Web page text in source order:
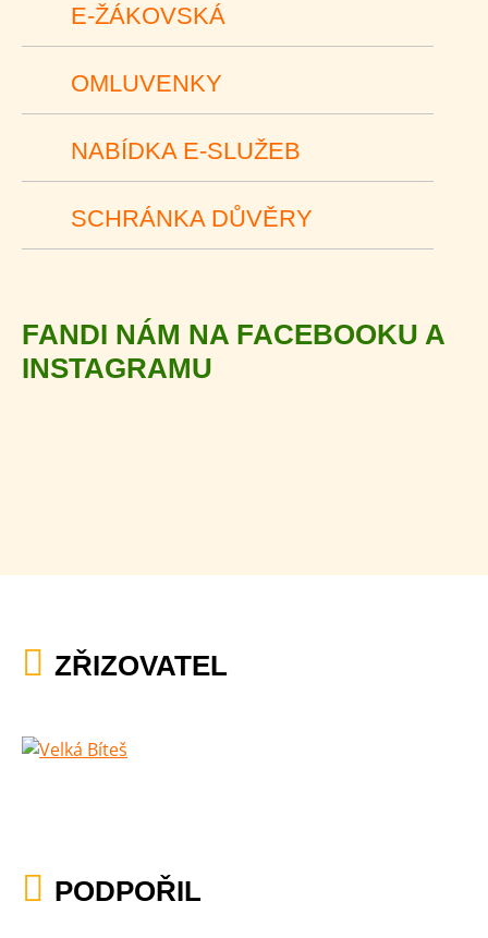
E-ŽÁKOVSKÁ
OMLUVENKY
NABÍDKA E-SLUŽEB
SCHRÁNKA DŮVĚRY
FANDI NÁM NA FACEBOOKU A
INSTAGRAMU
ZŘIZOVATEL
PODPOŘIL